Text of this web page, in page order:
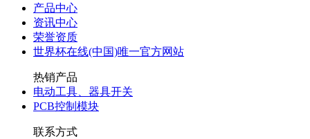
产品中心
资讯中心
荣誉资质
世界杯在线(中国)唯一官方网站
热销产品
电动工具、器具开关
PCB控制模块
联系方式